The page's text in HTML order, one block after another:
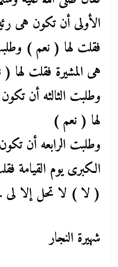
الأولى أن تكون هى
فقلت لها ( نعم )
هى المشيرة فقلت لها
وطلبت الثالثه أن
لها ( نعم )
وطلبت الرابعه أن
الكبرى يوم القيامة
( لا ) لا تحل إلا
شهيرة النجار